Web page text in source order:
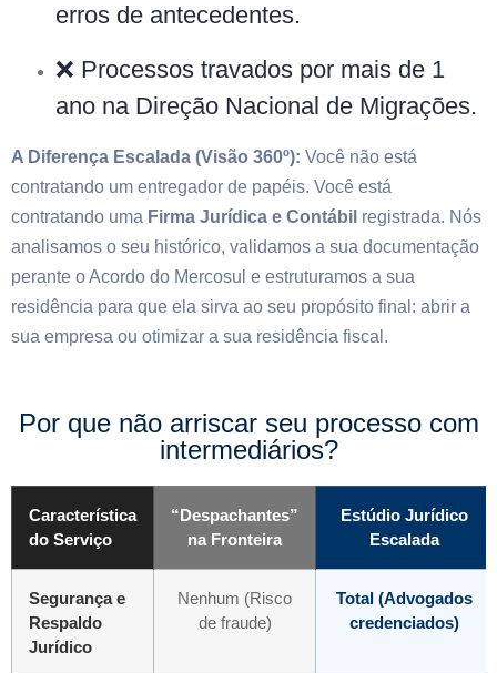
erros de antecedentes.
❌ Processos travados por mais de 1
ano na Direção Nacional de Migrações.
A Diferença Escalada (Visão 360º): Você não está
contratando um entregador de papéis. Você está
contratando uma Firma Jurídica e Contábil registrada. Nós
analisamos o seu histórico, validamos a sua documentação
perante o Acordo do Mercosul e estruturamos a sua
residência para que ela sirva ao seu propósito final: abrir a
sua empresa ou otimizar a sua residência fiscal.
Por que não arriscar seu processo com
intermediários?
Característica
do Serviço
“Despachantes”
na Fronteira
Estúdio Jurídico
Escalada
Segurança e
Respaldo
Jurídico
Nenhum (Risco
de fraude)
Total (Advogados
credenciados)